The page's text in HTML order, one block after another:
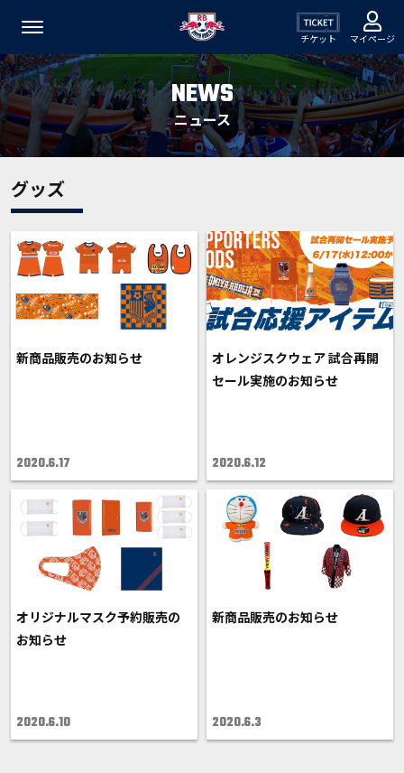
チケット マイページ
NEWS
ニュース
グッズ
新商品販売のお知らせ
2020.6.17
オレンジスクウェア 試合再開
セール実施のお知らせ
2020.6.12
オリジナルマスク予約販売の
お知らせ
2020.6.10
新商品販売のお知らせ
2020.6.3